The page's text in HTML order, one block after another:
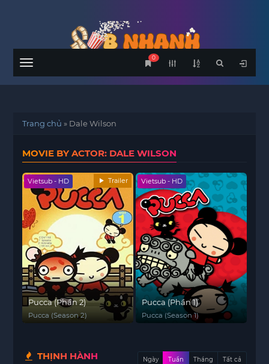
Menu
0
Trang chủ » Dale Wilson
MOVIE BY ACTOR: DALE WILSON
Vietsub - HD Trailer
Pucca (Phần 2)
Pucca (Season 2)
Vietsub - HD
Pucca (Phần 1)
Pucca (Season 1)
THỊNH HÀNH Ngày Tuần Tháng Tất cả